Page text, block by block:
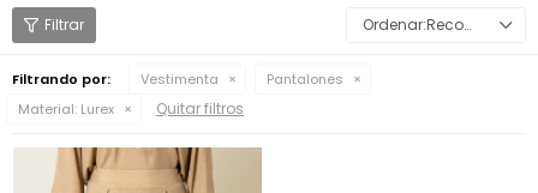
Recomendados
Filtrando por: Vestimenta
Pantalones
Material: Lurex Quitar filtros